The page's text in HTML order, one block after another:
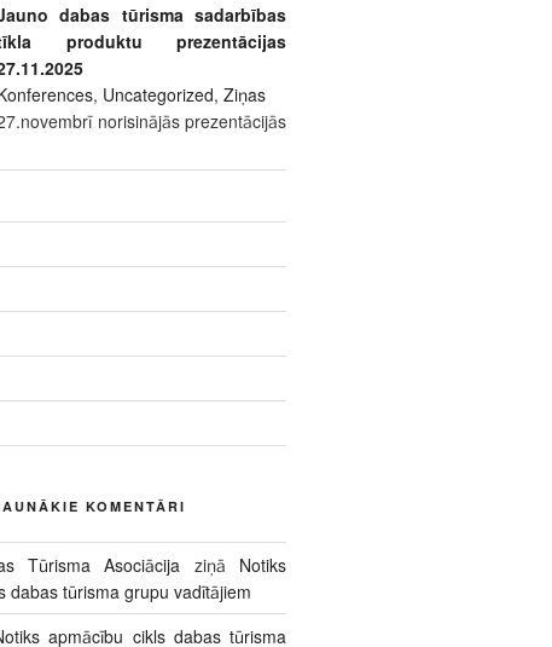
dabas tūrisma sadarbības
produktu prezentācijas
, Uncategorized,Ziņas
norisinājās prezentācijās
KOMENTĀRI
Tūrisma Asociācija ziņā Notiks
dabas tūrisma grupu vadītājiem
apmācību cikls dabas tūrisma